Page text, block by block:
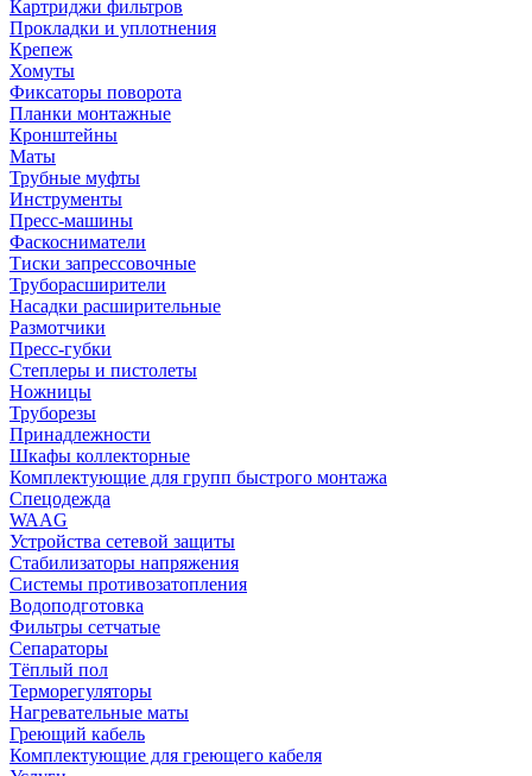
Картриджи фильтров
Прокладки и уплотнения
Крепеж
Хомуты
Фиксаторы поворота
Планки монтажные
Кронштейны
Маты
Трубные муфты
Инструменты
Пресс-машины
Фаскосниматели
Тиски запрессовочные
Труборасширители
Насадки расширительные
Размотчики
Пресс-губки
Степлеры и пистолеты
Ножницы
Труборезы
Принадлежности
Шкафы коллекторные
Комплектующие для групп быстрого монтажа
Спецодежда
WAAG
Устройства сетевой защиты
Стабилизаторы напряжения
Системы противозатопления
Водоподготовка
Фильтры сетчатые
Сепараторы
Тёплый пол
Терморегуляторы
Нагревательные маты
Греющий кабель
Комплектующие для греющего кабеля